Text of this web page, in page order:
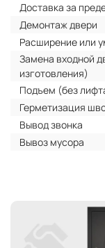
Доставка за
Демонтаж двери
Расширение или
Замена входной
изготовления)
Подъем (без
Герметизация
Вывод звонка
Вывоз мусора